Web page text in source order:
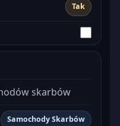
Tak
skarbów
Samochody Skarbów